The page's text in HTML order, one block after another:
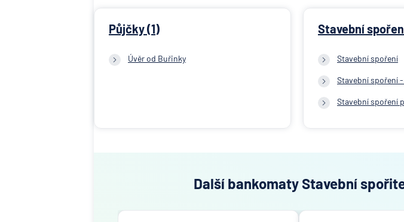
Půjčky (1)
Úvěr od Buřinky
Stavební
Stavební spoření
Stavební spoření
Stavební spoření
Další bankomaty Stavební